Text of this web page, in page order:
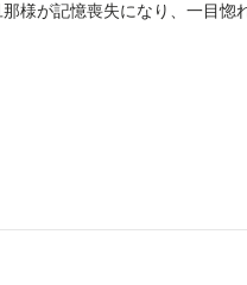
様が記憶喪失になり、一目